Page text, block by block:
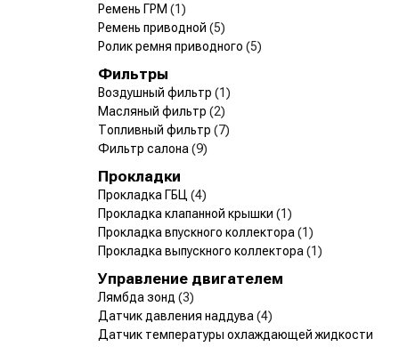
Ремень ГРМ (1)
Ремень приводной (5)
Ролик ремня приводного (5)
Фильтры
Воздушный фильтр (1)
Масляный фильтр (2)
Топливный фильтр (7)
Фильтр салона (9)
Прокладки
Прокладка ГБЦ (4)
Прокладка клапанной крышки (1)
Прокладка впускного коллектора (1)
Прокладка выпускного коллектора (1)
Управление двигателем
Лямбда зонд (3)
Датчик давления наддува (4)
Датчик температуры охлаждающей жидкости